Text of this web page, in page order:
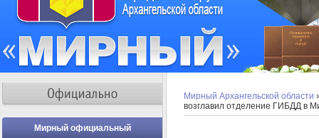
Мирный официальный
Мирный Архангельской области
возглавил отделение ГИБДД в